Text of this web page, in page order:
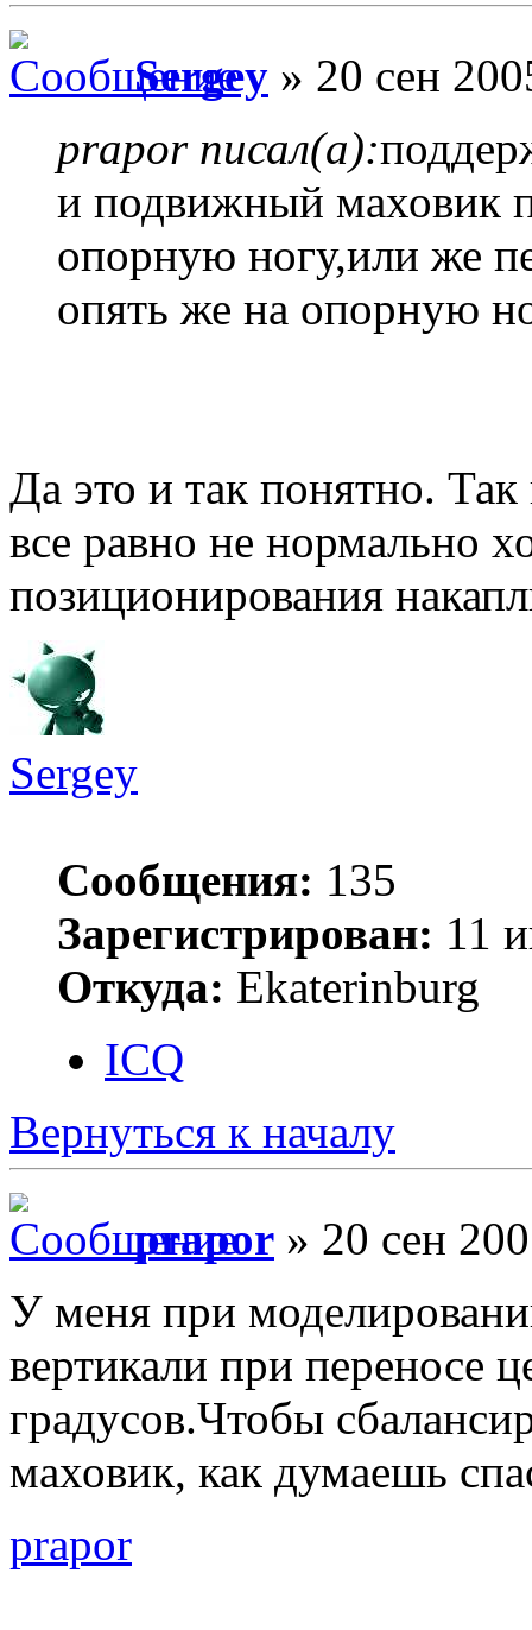
Sergey » 20 сен
prapor писал(а):
и подвижный маховик
опорную ногу,или же
опять же на опорную
Да это и так понятно.
все равно не нормально
позиционирования
Sergey
Сообщения: 135
Зарегистрирован: 11
Откуда: Ekaterinburg
ICQ
Вернуться к началу
prapor » 20 сен
У меня при
вертикали при переносе
градусов.Чтобы
маховик, как думаешь
prapor